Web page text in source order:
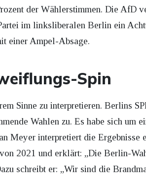
der Wählerstimmen. Die AfD
im linksliberalen Berlin ein
einer Ampel-Absage.
Spin
Sinne zu interpretieren. Berlins
Wahlen zu. Es habe sich um
Meyer interpretiert die Ergebnisse
2021 und erklärt: „Die Berlin-
schreibt er: „Wir sind die